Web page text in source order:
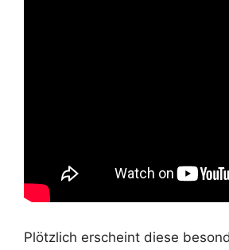
Plötzlich erscheint diese